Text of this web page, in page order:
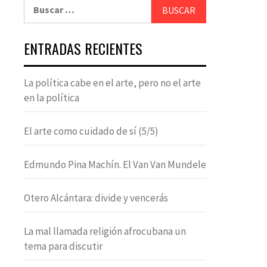
ENTRADAS RECIENTES
La política cabe en el arte, pero no el arte
en la política
El arte como cuidado de sí (5/5)
Edmundo Pina Machín. El Van Van Mundele
Otero Alcántara: divide y vencerás
La mal llamada religión afrocubana un
tema para discutir